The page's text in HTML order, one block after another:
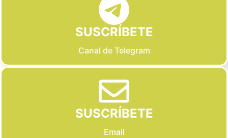
SUSCRÍBETE
Canal de Telegram
SUSCRÍBETE
Email